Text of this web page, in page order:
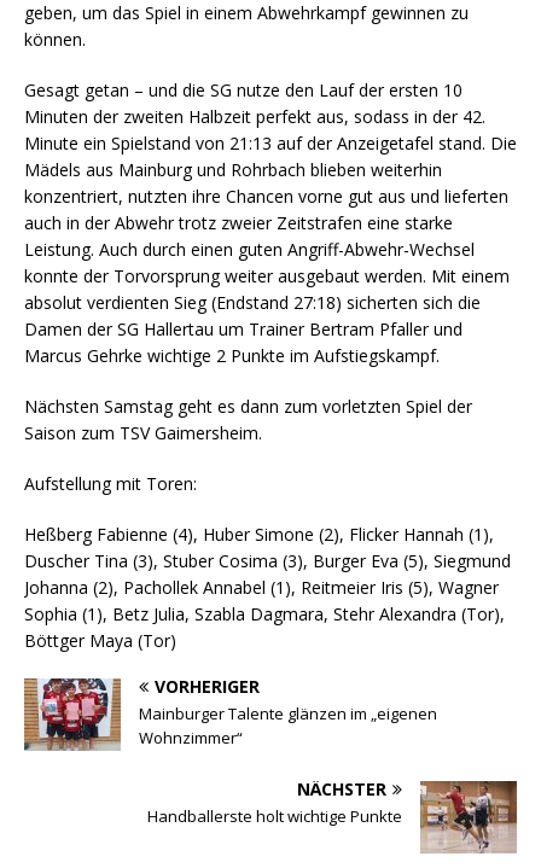
geben, um das Spiel in einem Abwehrkampf gewinnen zu
können.
Gesagt getan – und die SG nutze den Lauf der ersten 10
Minuten der zweiten Halbzeit perfekt aus, sodass in der 42.
Minute ein Spielstand von 21:13 auf der Anzeigetafel stand. Die
Mädels aus Mainburg und Rohrbach blieben weiterhin
konzentriert, nutzten ihre Chancen vorne gut aus und lieferten
auch in der Abwehr trotz zweier Zeitstrafen eine starke
Leistung. Auch durch einen guten Angriff-Abwehr-Wechsel
konnte der Torvorsprung weiter ausgebaut werden. Mit einem
absolut verdienten Sieg (Endstand 27:18) sicherten sich die
Damen der SG Hallertau um Trainer Bertram Pfaller und
Marcus Gehrke wichtige 2 Punkte im Aufstiegskampf.
Nächsten Samstag geht es dann zum vorletzten Spiel der
Saison zum TSV Gaimersheim.
Aufstellung mit Toren:
Heßberg Fabienne (4), Huber Simone (2), Flicker Hannah (1),
Duscher Tina (3), Stuber Cosima (3), Burger Eva (5), Siegmund
Johanna (2), Pachollek Annabel (1), Reitmeier Iris (5), Wagner
Sophia (1), Betz Julia, Szabla Dagmara, Stehr Alexandra (Tor),
Böttger Maya (Tor)
VORHERIGER
Mainburger Talente glänzen im „eigenen
Wohnzimmer“
NÄCHSTER
Handballerste holt wichtige Punkte